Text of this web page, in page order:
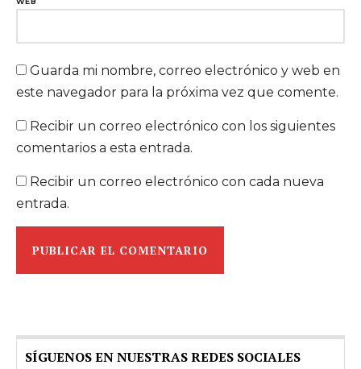
Guarda mi nombre, correo electrónico y web en
este navegador para la próxima vez que comente.
Recibir un correo electrónico con los siguientes
comentarios a esta entrada.
Recibir un correo electrónico con cada nueva
entrada.
SÍGUENOS EN NUESTRAS REDES SOCIALES